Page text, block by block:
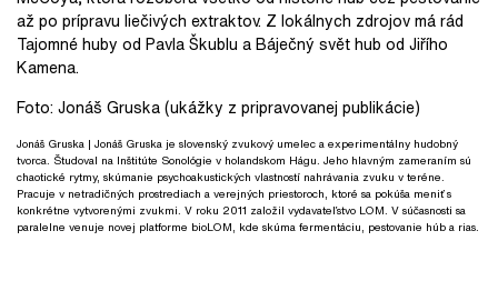
až po prípravu liečivých extraktov. Z lokálnych zdrojov má rád
Tajomné huby od Pavla Škublu a Báječný svět hub od Jiřího
Kamena.
Foto: Jonáš Gruska (ukážky z pripravovanej publikácie)
Jonáš Gruska | Jonáš Gruska je slovenský zvukový umelec a experimentálny hudobný
tvorca. Študoval na Inštitúte Sonológie v holandskom Hágu. Jeho hlavným zameraním sú
chaotické rytmy, skúmanie psychoakustických vlastností nahrávania zvuku v teréne.
Pracuje v netradičných prostrediach a verejných priestoroch, ktoré sa pokúša meniť s
konkrétne vytvorenými zvukmi. V roku 2011 založil vydavateľstvo LOM. V súčasnosti sa
paralelne venuje novej platforme bioLOM, kde skúma fermentáciu, pestovanie húb a rias.